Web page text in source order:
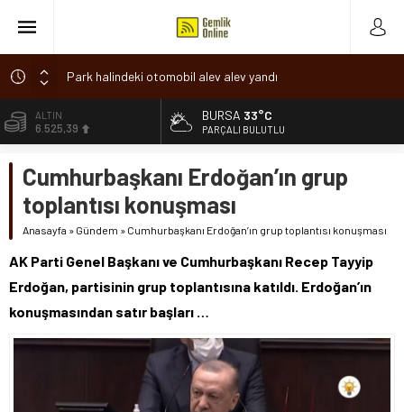
Park halindeki otomobil alev alev yandı
Osmangazi’de baharın müjdesi ‘Hıdırellez’ coşkuyla kutlandı
7 aylık hamileyken evden çıktı, sırra kadem bastı
Romanya’da Hıdırellez Coşkusu
ALTIN
6.525,39
13.788,73
DOLAR
47,5954
55,0690
BURSA 33°C
PARÇALI BULUTLU
Cumhurbaşkanı Erdoğan’ın grup
toplantısı konuşması
Anasayfa » Gündem » Cumhurbaşkanı Erdoğan’ın grup toplantısı konuşması
AK Parti Genel Başkanı ve Cumhurbaşkanı Recep Tayyip
Erdoğan, partisinin grup toplantısına katıldı. Erdoğan’ın
konuşmasından satır başları …